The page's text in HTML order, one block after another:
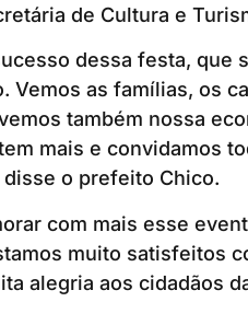
de Cultura e
dessa festa, que
Vemos as famílias, os
também nossa
mais e convidamos
disse o prefeito Chico.
com mais esse
muito satisfeitos
alegria aos cidadãos